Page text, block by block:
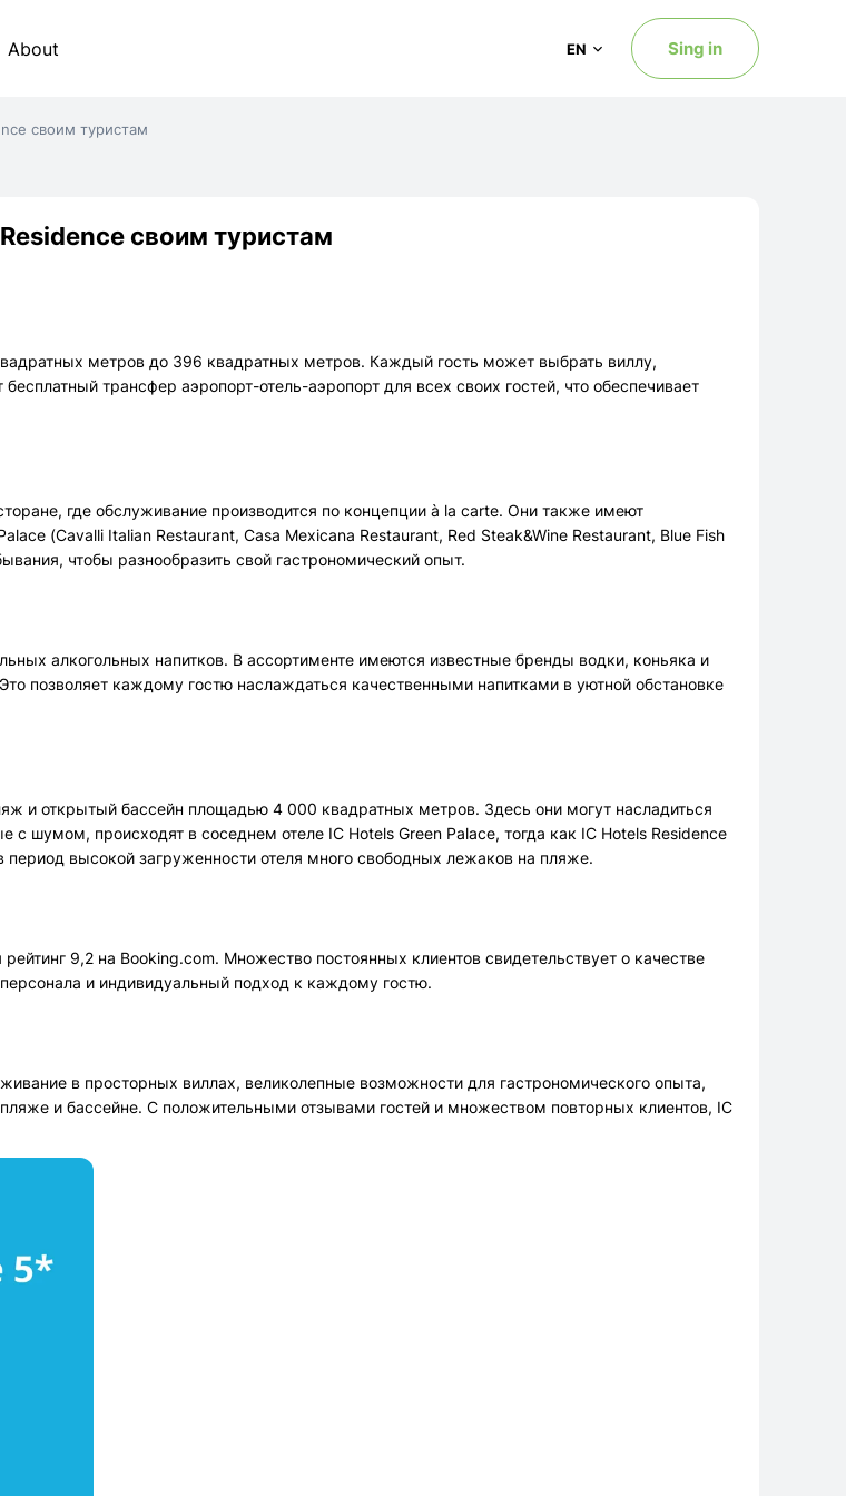
About EN Sing in
своим туристам
своим туристам
метров до 396 квадратных метров. Каждый гость может выбрать виллу,
трансфер аэропорт-отель-аэропорт для всех своих гостей, что обеспечивает
где обслуживание производится по концепции à la carte. Они также имеют
(Cavalli Italian Restaurant, Casa Mexicana Restaurant, Red Steak&Wine Restaurant, Blue Fish
чтобы разнообразить свой гастрономический опыт.
алкогольных напитков. В ассортименте имеются известные бренды водки, коньяка и
позволяет каждому гостю наслаждаться качественными напитками в уютной обстановке
и открытый бассейн площадью 4 000 квадратных метров. Здесь они могут насладиться
шумом, происходят в соседнем отеле IC Hotels Green Palace, тогда как IC Hotels Residence
высокой загруженности отеля много свободных лежаков на пляже.
9,2 на Booking.com. Множество постоянных клиентов свидетельствует о качестве
и индивидуальный подход к каждому гостю.
в просторных виллах, великолепные возможности для гастрономического опыта,
и бассейне. С положительными отзывами гостей и множеством повторных клиентов, IC